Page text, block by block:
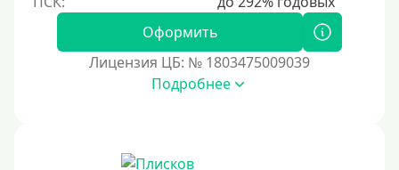
Оформить
Лицензия ЦБ: № 1803475009039
Подробнее